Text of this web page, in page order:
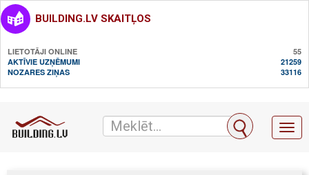
BUILDING.LV SKAITĻOS
LIETOTĀJI ONLINE
55
AKTĪVIE UZŅĒMUMI
21259
NOZARES ZIŅAS
33116